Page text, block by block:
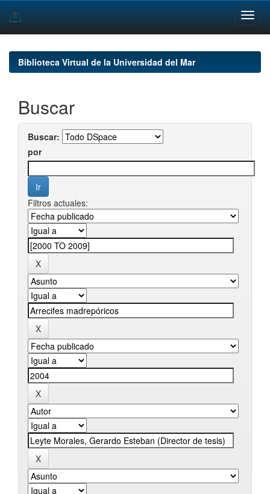
navigationBiblioteca Virtual de la Universidad del Mar
Buscar
Buscar:
por
Filtros actuales: